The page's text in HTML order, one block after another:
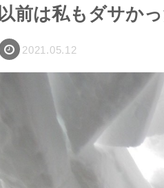
以前は私もダサか
2021.05.12